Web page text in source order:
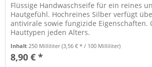
Flüssige Handwaschseife für ein reines
Hautgefühl. Hochreines Silber verfügt
antivirale sowie fungizide Eigenschaften.
Hauttypen jeden Alters.
Inhalt250 Milliliter(3,56 € * / 100 Milliliter)
8,90 € *